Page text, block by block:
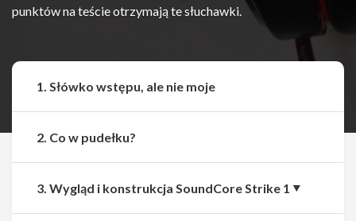
punktów na teście otrzymają te słuchawki.
1. Słówko wstępu, ale nie moje
2. Co w pudełku?
3. Wygląd i konstrukcja SoundCore Strike 1